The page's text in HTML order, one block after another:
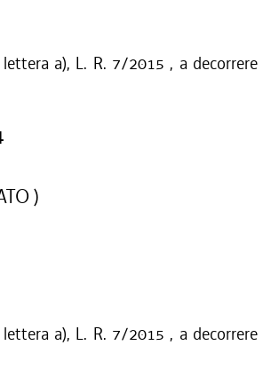
a), L. R. 7/2015 , a decorrere
)
a), L. R. 7/2015 , a decorrere